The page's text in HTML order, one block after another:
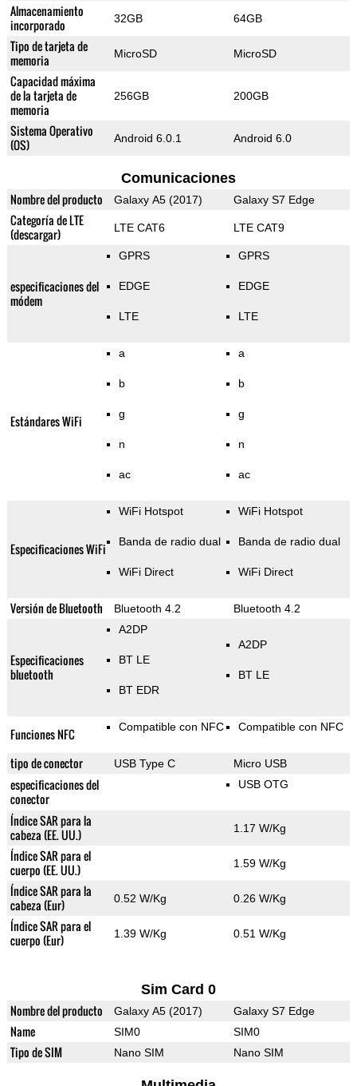
Almacenamiento
incorporado
32GB 64GB
Tipo de tarjeta de
memoria
MicroSD MicroSD
Capacidad máxima
de la tarjeta de
memoria
256GB 200GB
Sistema Operativo
(OS)
Android 6.0.1 Android 6.0
Comunicaciones
Nombre del producto Galaxy A5 (2017) Galaxy S7 Edge
Categoría de LTE
(descargar)
LTE CAT6 LTE CAT9
especificaciones del
módem
GPRS
EDGE
LTE
GPRS
EDGE
LTE
Estándares WiFi
a
b
g
n
ac
a
b
g
n
ac
Especificaciones WiFi
WiFi Hotspot
Banda de radio dual
WiFi Direct
WiFi Hotspot
Banda de radio dual
WiFi Direct
Versión de Bluetooth Bluetooth 4.2 Bluetooth 4.2
Especificaciones
bluetooth
A2DP
BT LE
BT EDR
A2DP
BT LE
Funciones NFC Compatible con NFC Compatible con NFC
tipo de conector USB Type C Micro USB
especificaciones del
conector
USB OTG
Índice SAR para la
cabeza (EE. UU.)
1.17 W/Kg
Índice SAR para el
cuerpo (EE. UU.)
1.59 W/Kg
Índice SAR para la
cabeza (Eur)
0.52 W/Kg 0.26 W/Kg
Índice SAR para el
cuerpo (Eur)
1.39 W/Kg 0.51 W/Kg
Sim Card 0
Nombre del producto Galaxy A5 (2017) Galaxy S7 Edge
Name SIM0 SIM0
Tipo de SIM Nano SIM Nano SIM